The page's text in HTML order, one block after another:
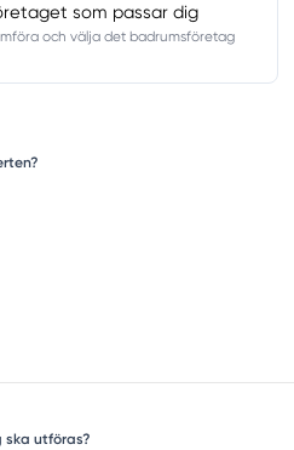
som passar dig
och välja det badrumsföretag
ska utföras?